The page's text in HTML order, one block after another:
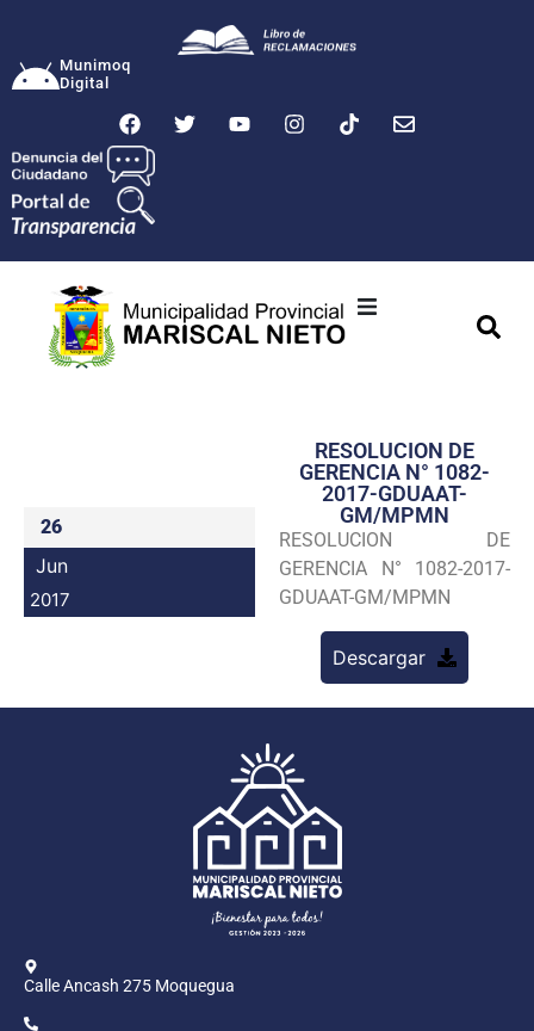
Munimoq
Digital
Transparencia
Seguridad
Programas
26
Jun
2017
RESOLUCION DE
GERENCIA N° 1082-
2017-GDUAAT-
GM/MPMN
RESOLUCION DE
GERENCIA N° 1082-2017-
GDUAAT-GM/MPMN
Descargar
Calle Ancash 275 Moquegua